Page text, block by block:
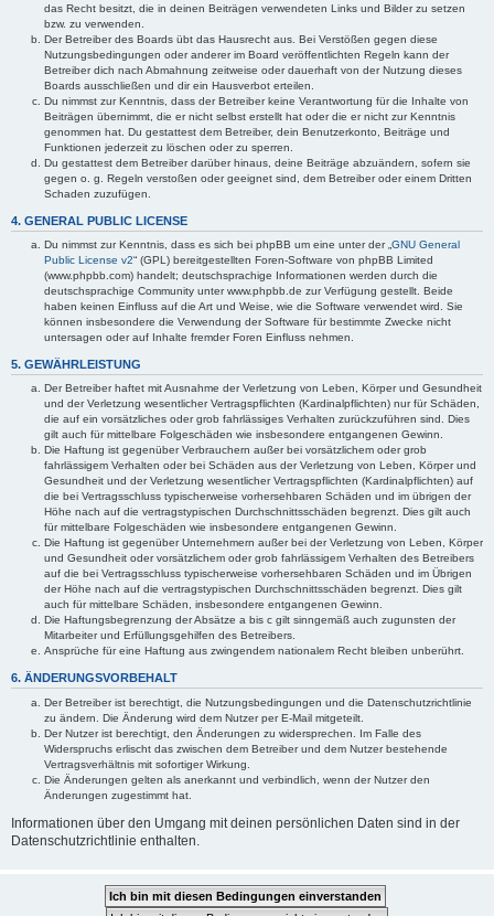
das Recht besitzt, die in deinen Beiträgen verwendeten Links und Bilder zu setzen
bzw. zu verwenden.
Der Betreiber des Boards übt das Hausrecht aus. Bei Verstößen gegen diese
Nutzungsbedingungen oder anderer im Board veröffentlichten Regeln kann der
Betreiber dich nach Abmahnung zeitweise oder dauerhaft von der Nutzung dieses
Boards ausschließen und dir ein Hausverbot erteilen.
Du nimmst zur Kenntnis, dass der Betreiber keine Verantwortung für die Inhalte von
Beiträgen übernimmt, die er nicht selbst erstellt hat oder die er nicht zur Kenntnis
genommen hat. Du gestattest dem Betreiber, dein Benutzerkonto, Beiträge und
Funktionen jederzeit zu löschen oder zu sperren.
Du gestattest dem Betreiber darüber hinaus, deine Beiträge abzuändern, sofern sie
gegen o. g. Regeln verstoßen oder geeignet sind, dem Betreiber oder einem Dritten
Schaden zuzufügen.
4. GENERAL PUBLIC LICENSE
Du nimmst zur Kenntnis, dass es sich bei phpBB um eine unter der „ GNU General
Public License v2“ (GPL) bereitgestellten Foren-Software von phpBB Limited
(www.phpbb.com) handelt; deutschsprachige Informationen werden durch die
deutschsprachige Community unter www.phpbb.de zur Verfügung gestellt. Beide
haben keinen Einfluss auf die Art und Weise, wie die Software verwendet wird. Sie
können insbesondere die Verwendung der Software für bestimmte Zwecke nicht
untersagen oder auf Inhalte fremder Foren Einfluss nehmen.
5. GEWÄHRLEISTUNG
Der Betreiber haftet mit Ausnahme der Verletzung von Leben, Körper und Gesundheit
und der Verletzung wesentlicher Vertragspflichten (Kardinalpflichten) nur für Schäden,
die auf ein vorsätzliches oder grob fahrlässiges Verhalten zurückzuführen sind. Dies
gilt auch für mittelbare Folgeschäden wie insbesondere entgangenen Gewinn.
Die Haftung ist gegenüber Verbrauchern außer bei vorsätzlichem oder grob
fahrlässigem Verhalten oder bei Schäden aus der Verletzung von Leben, Körper und
Gesundheit und der Verletzung wesentlicher Vertragspflichten (Kardinalpflichten) auf
die bei Vertragsschluss typischerweise vorhersehbaren Schäden und im übrigen der
Höhe nach auf die vertragstypischen Durchschnittsschäden begrenzt. Dies gilt auch
für mittelbare Folgeschäden wie insbesondere entgangenen Gewinn.
Die Haftung ist gegenüber Unternehmern außer bei der Verletzung von Leben, Körper
und Gesundheit oder vorsätzlichem oder grob fahrlässigem Verhalten des Betreibers
auf die bei Vertragsschluss typischerweise vorhersehbaren Schäden und im Übrigen
der Höhe nach auf die vertragstypischen Durchschnittsschäden begrenzt. Dies gilt
auch für mittelbare Schäden, insbesondere entgangenen Gewinn.
Die Haftungsbegrenzung der Absätze a bis c gilt sinngemäß auch zugunsten der
Mitarbeiter und Erfüllungsgehilfen des Betreibers.
Ansprüche für eine Haftung aus zwingendem nationalem Recht bleiben unberührt.
6. ÄNDERUNGSVORBEHALT
Der Betreiber ist berechtigt, die Nutzungsbedingungen und die Datenschutzrichtlinie
zu ändern. Die Änderung wird dem Nutzer per E-Mail mitgeteilt.
Der Nutzer ist berechtigt, den Änderungen zu widersprechen. Im Falle des
Widerspruchs erlischt das zwischen dem Betreiber und dem Nutzer bestehende
Vertragsverhältnis mit sofortiger Wirkung.
Die Änderungen gelten als anerkannt und verbindlich, wenn der Nutzer den
Änderungen zugestimmt hat.
Informationen über den Umgang mit deinen persönlichen Daten sind in der
Datenschutzrichtlinie enthalten.